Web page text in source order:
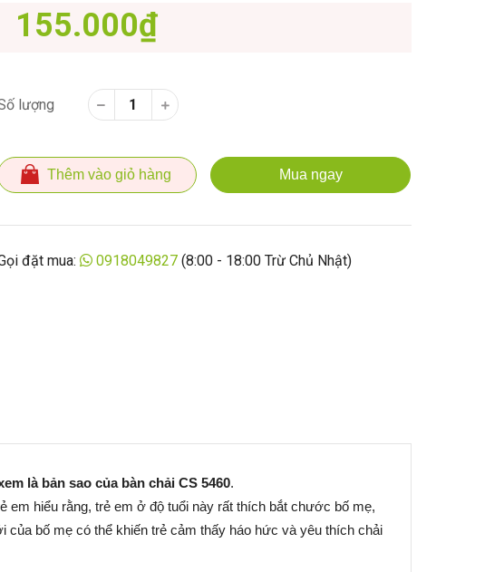
155.000₫
lượng
Thêm vào giỏ hàng Mua ngay
đặt mua: 0918049827(8:00 - 18:00 Trừ Chủ Nhật)
là bản sao của bàn chải CS 5460.
em hiểu rằng, trẻ em ở độ tuổi này rất thích bắt chước bố mẹ,
của bố mẹ có thể khiến trẻ cảm thấy háo hức và yêu thích chải